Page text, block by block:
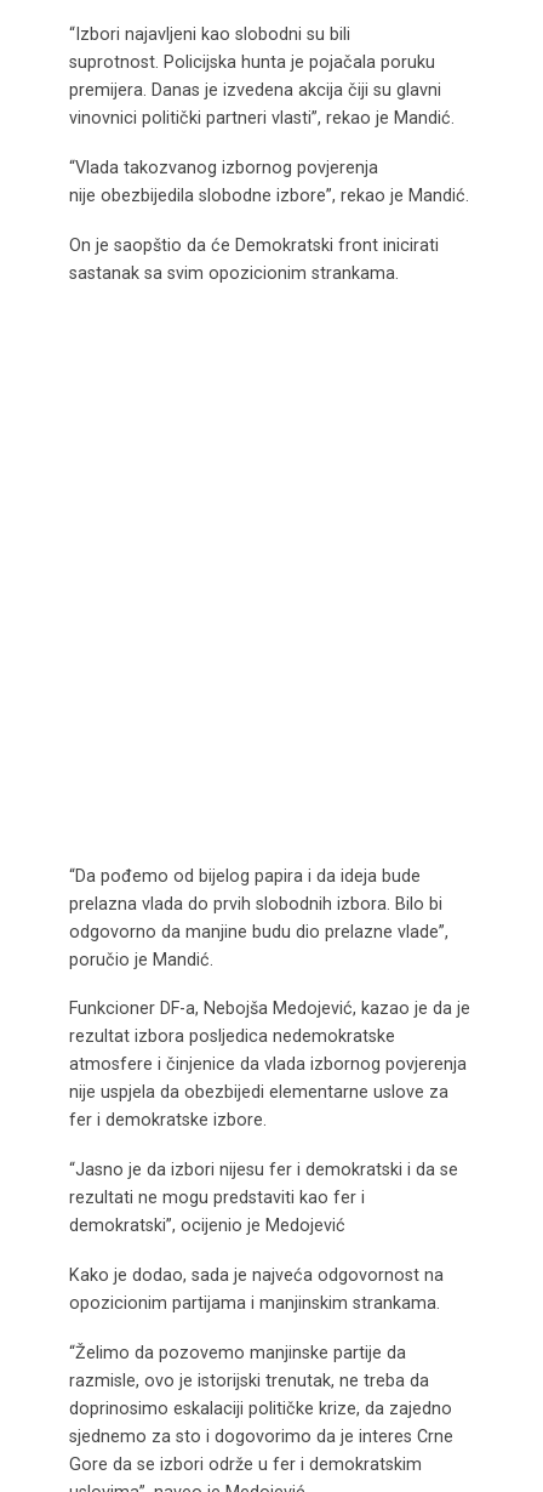
“Izbori najavljeni kao slobodni su bili
suprotnost. Policijska hunta je pojačala poruku
premijera. Danas je izvedena akcija čiji su glavni
vinovnici politički partneri vlasti”, rekao je Mandić.
“Vlada takozvanog izbornog povjerenja
nije obezbijedila slobodne izbore”, rekao je Mandić.
On je saopštio da će Demokratski front inicirati
sastanak sa svim opozicionim strankama.
“Da pođemo od bijelog papira i da ideja bude
prelazna vlada do prvih slobodnih izbora. Bilo bi
odgovorno da manjine budu dio prelazne vlade”,
poručio je Mandić.
Funkcioner DF-a, Nebojša Medojević, kazao je da je
rezultat izbora posljedica nedemokratske
atmosfere i činjenice da vlada izbornog povjerenja
nije uspjela da obezbijedi elementarne uslove za
fer i demokratske izbore.
“Jasno je da izbori nijesu fer i demokratski i da se
rezultati ne mogu predstaviti kao fer i
demokratski”, ocijenio je Medojević
Kako je dodao, sada je najveća odgovornost na
opozicionim partijama i manjinskim strankama.
“Želimo da pozovemo manjinske partije da
razmisle, ovo je istorijski trenutak, ne treba da
doprinosimo eskalaciji političke krize, da zajedno
sjednemo za sto i dogovorimo da je interes Crne
Gore da se izbori održe u fer i demokratskim